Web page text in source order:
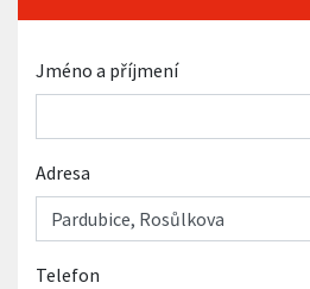
Jméno a příjmení
Adresa
Telefon